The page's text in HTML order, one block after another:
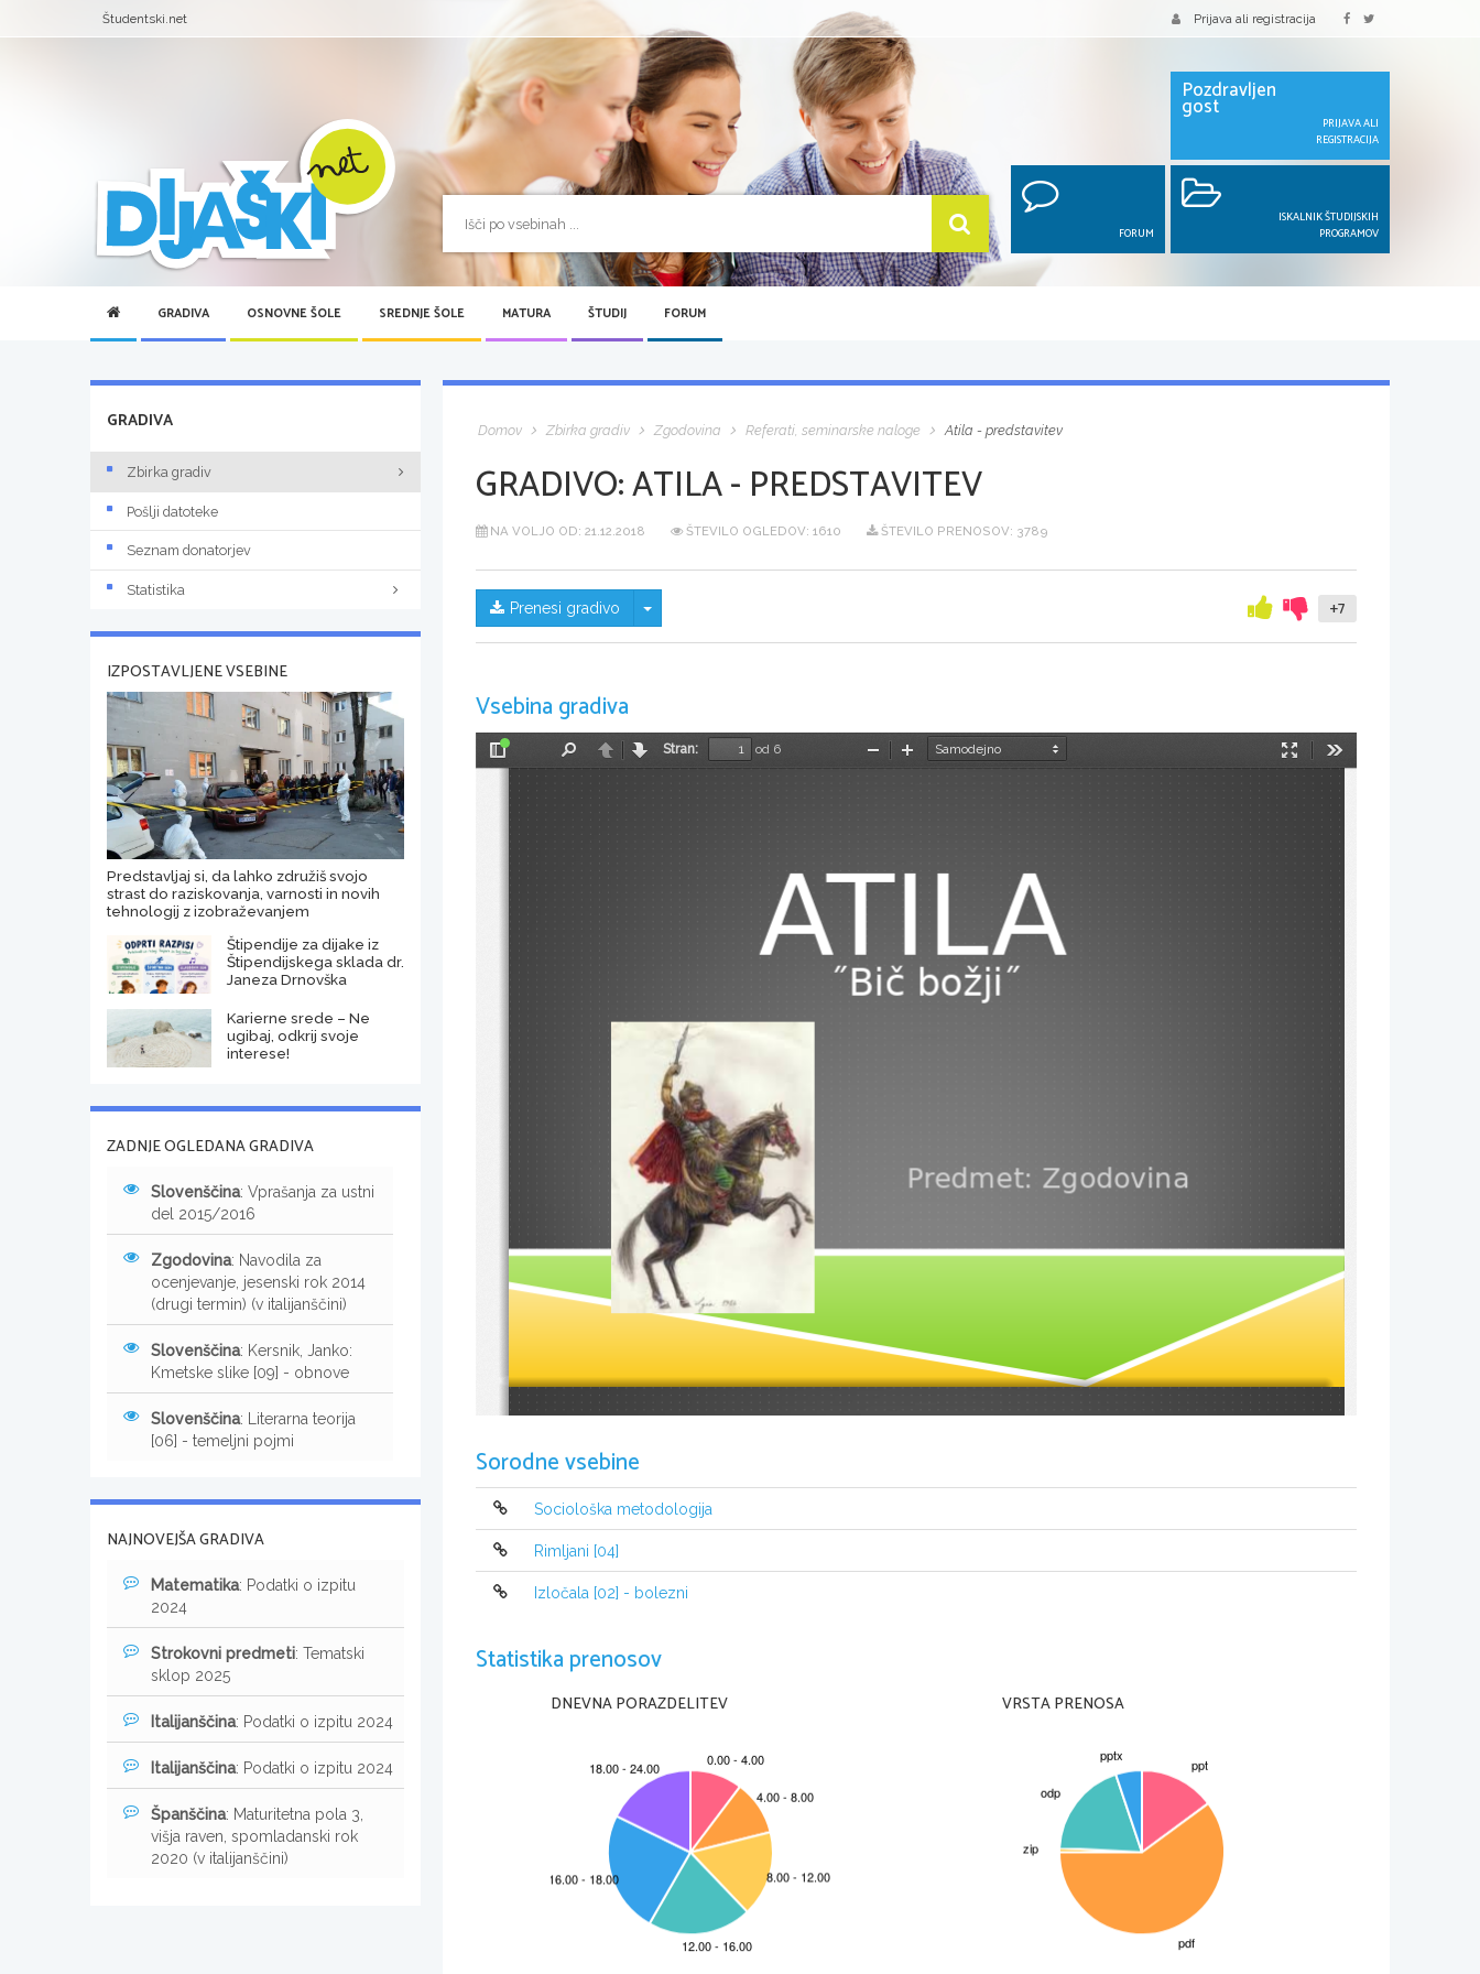
Študentski.net Prijava ali registracija
Pozdravljen
gost
PRIJAVA ALI
REGISTRACIJA
FORUM
ISKALNIK ŠTUDIJSKIH
PROGRAMOV
GRADIVA OSNOVNE ŠOLE SREDNJE ŠOLE MATURA ŠTUDIJ FORUM
Domov Zbirka gradiv Zgodovina Referati, seminarske naloge Atila - predstavitev
GRADIVO:ATILA - PREDSTAVITEV
NA VOLJO OD: 21.12.2018 ŠTEVILO OGLEDOV: 1610 ŠTEVILO PRENOSOV: 3789
Prenesi gradivo Skrij/prikaži meni +7
Vsebina gradiva
Preklopi
stransko
vrstico
NazajNaprej
Stran:
od 6
Način
predstavitve
PomanjšajPovečaj
ATILA
Predmet: Zgodovina
̋Bič božji ̋
...(po slovensko  ̋očka ̋) je bil zadnji
in najmogočnejši hunski poglavar
postal hunski poglavar
brat Bleda
Zaradi njegove krutosti so ga imenovali
̋Bič božji ̋ oziroma  ̋Šiba božja ̋
Umrl je leta 453. Umrl naj bi po poročni
zabavi (poročil se je z Krimhildo), saj se
je zaradi krvavljenja iz nosu zadušil
ATILA...
Sorodne vsebine
Sociološka metodologija
Rimljani [04]
Izločala [02] - bolezni
Statistika prenosov
DNEVNA PORAZDELITEV VRSTA PRENOSA
GRADIVA
Zbirka gradiv
Pošlji datoteke
Seznam donatorjev
Statistika
IZPOSTAVLJENE VSEBINE
Predstavljaj si, da lahko združiš svojo
strast do raziskovanja, varnosti in novih
tehnologij z izobraževanjem
Štipendije za dijake iz
Štipendijskega sklada dr.
Janeza Drnovška
Karierne srede – Ne
ugibaj, odkrij svoje
interese!
ZADNJE OGLEDANA GRADIVA
Slovenščina: Vprašanja za ustni
del 2015/2016
Zgodovina: Navodila za
ocenjevanje, jesenski rok 2014
(drugi termin) (v italijanščini)
Slovenščina: Kersnik, Janko:
Kmetske slike [09] - obnove
Slovenščina: Literarna teorija
[06] - temeljni pojmi
NAJNOVEJŠA GRADIVA
Matematika: Podatki o izpitu
2024
Strokovni predmeti: Tematski
sklop 2025
Italijanščina: Podatki o izpitu 2024
Italijanščina: Podatki o izpitu 2024
Španščina: Maturitetna pola 3,
višja raven, spomladanski rok
2020 (v italijanščini)